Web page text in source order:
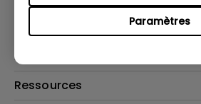
Paramètres
Haut-parleur
Assistance Technique
Contactez-nous
Ressources